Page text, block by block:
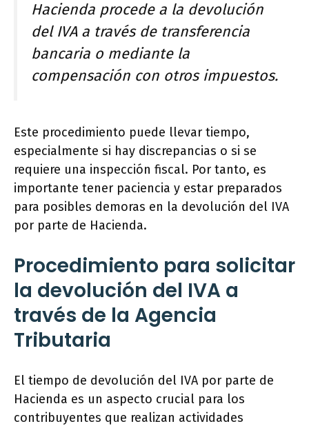
Hacienda procede a la devolución
del IVA a través de transferencia
bancaria o mediante la
compensación con otros impuestos.
Este procedimiento puede llevar tiempo,
especialmente si hay discrepancias o si se
requiere una inspección fiscal. Por tanto, es
importante tener paciencia y estar preparados
para posibles demoras en la devolución del IVA
por parte de Hacienda.
Procedimiento para solicitar
la devolución del IVA a
través de la Agencia
Tributaria
El tiempo de devolución del IVA por parte de
Hacienda es un aspecto crucial para los
contribuyentes que realizan actividades